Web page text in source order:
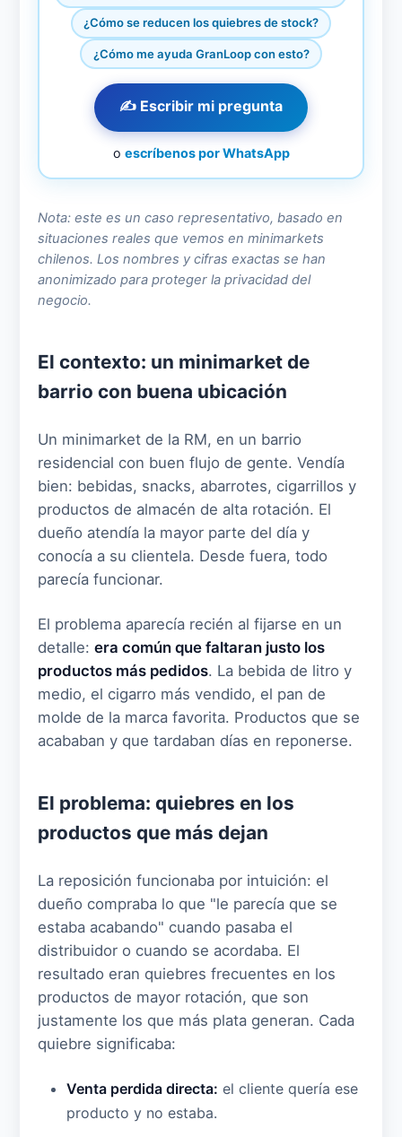
¿Cómo se reducen los quiebres de stock?
¿Cómo me ayuda GranLoop con esto?
✍️ Escribir mi pregunta
o escríbenos por WhatsApp
Nota: este es un caso representativo, basado en
situaciones reales que vemos en minimarkets
chilenos. Los nombres y cifras exactas se han
anonimizado para proteger la privacidad del
negocio.
El contexto: un minimarket de
barrio con buena ubicación
Un minimarket de la RM, en un barrio
residencial con buen flujo de gente. Vendía
bien: bebidas, snacks, abarrotes, cigarrillos y
productos de almacén de alta rotación. El
dueño atendía la mayor parte del día y
conocía a su clientela. Desde fuera, todo
parecía funcionar.
El problema aparecía recién al fijarse en un
detalle:era común que faltaran justo los
productos más pedidos. La bebida de litro y
medio, el cigarro más vendido, el pan de
molde de la marca favorita. Productos que se
acababan y que tardaban días en reponerse.
El problema: quiebres en los
productos que más dejan
La reposición funcionaba por intuición: el
dueño compraba lo que "le parecía que se
estaba acabando" cuando pasaba el
distribuidor o cuando se acordaba. El
resultado eran quiebres frecuentes en los
productos de mayor rotación, que son
justamente los que más plata generan. Cada
quiebre significaba:
Venta perdida directa: el cliente quería ese
producto y no estaba.